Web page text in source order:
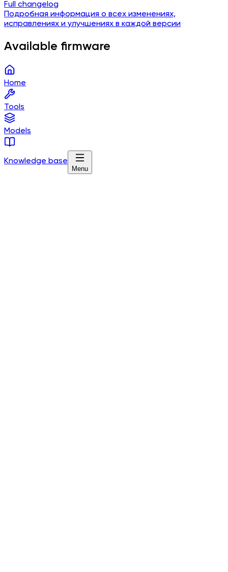
Full changelog
Подробная информация о всех изменениях,
исправлениях и улучшениях в каждой версии
Available firmware
Home
Tools
Models
Knowledge base
Menu